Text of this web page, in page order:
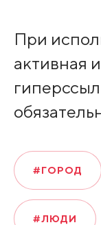
При
активная
#ГОРОД
#ЛЮДИ